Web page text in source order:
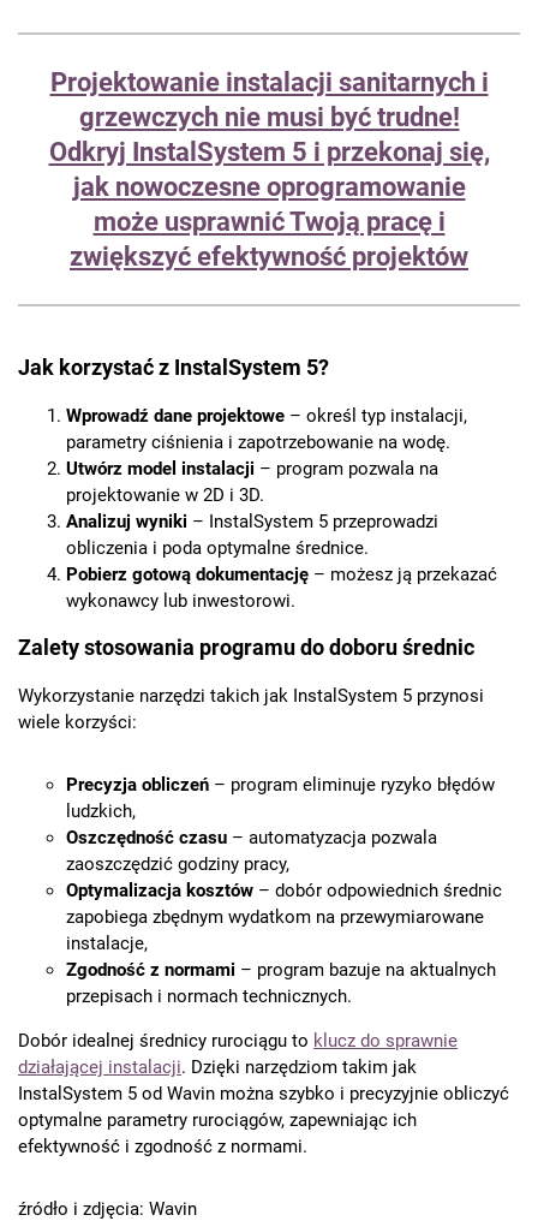
Projektowanie instalacji sanitarnych i
grzewczych nie musi być trudne!
Odkryj InstalSystem 5 i przekonaj się,
jak nowoczesne oprogramowanie
może usprawnić Twoją pracę i
zwiększyć efektywność projektów
Jak korzystać z InstalSystem 5?
Wprowadź dane projektowe – określ typ instalacji,
parametry ciśnienia i zapotrzebowanie na wodę.
Utwórz model instalacji – program pozwala na
projektowanie w 2D i 3D.
Analizuj wyniki – InstalSystem 5 przeprowadzi
obliczenia i poda optymalne średnice.
Pobierz gotową dokumentację – możesz ją przekazać
wykonawcy lub inwestorowi.
Zalety stosowania programu do doboru średnic
Wykorzystanie narzędzi takich jak InstalSystem 5 przynosi
wiele korzyści:
Precyzja obliczeń – program eliminuje ryzyko błędów
ludzkich,
Oszczędność czasu – automatyzacja pozwala
zaoszczędzić godziny pracy,
Optymalizacja kosztów – dobór odpowiednich średnic
zapobiega zbędnym wydatkom na przewymiarowane
instalacje,
Zgodność z normami – program bazuje na aktualnych
przepisach i normach technicznych.
Dobór idealnej średnicy rurociągu to klucz do sprawnie
działającej instalacji. Dzięki narzędziom takim jak
InstalSystem 5 od Wavin można szybko i precyzyjnie obliczyć
optymalne parametry rurociągów, zapewniając ich
efektywność i zgodność z normami.
źródło i zdjęcia: Wavin